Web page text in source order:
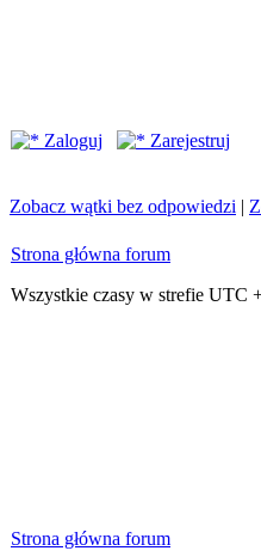
Zaloguj
Zarejestruj
Zobacz wątki bez odpowiedzi |
Strona główna forum
Wszystkie czasy w strefie UTC
Strona główna forum